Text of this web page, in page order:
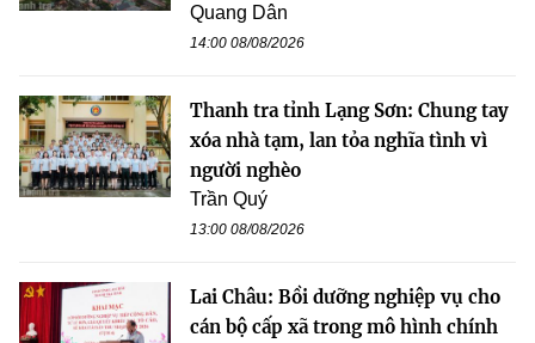
Quang Dân
14:00 08/08/2026
Thanh tra tỉnh Lạng Sơn: Chung tay
xóa nhà tạm, lan tỏa nghĩa tình vì
người nghèo
Trần Quý
13:00 08/08/2026
Lai Châu: Bồi dưỡng nghiệp vụ cho
cán bộ cấp xã trong mô hình chính